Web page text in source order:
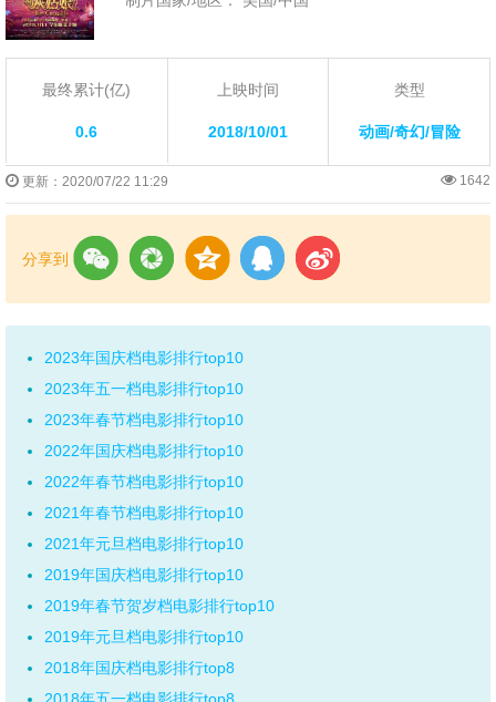
最终累计(亿)
0.6
上映时间
2018/10/01
类型
动画/奇幻/冒险
更新：2020/07/22 11:29 1642
分享到
2023年国庆档电影排行top10
2023年五一档电影排行top10
2023年春节档电影排行top10
2022年国庆档电影排行top10
2022年春节档电影排行top10
2021年春节档电影排行top10
2021年元旦档电影排行top10
2019年国庆档电影排行top10
2019年春节贺岁档电影排行top10
2019年元旦档电影排行top10
2018年国庆档电影排行top8